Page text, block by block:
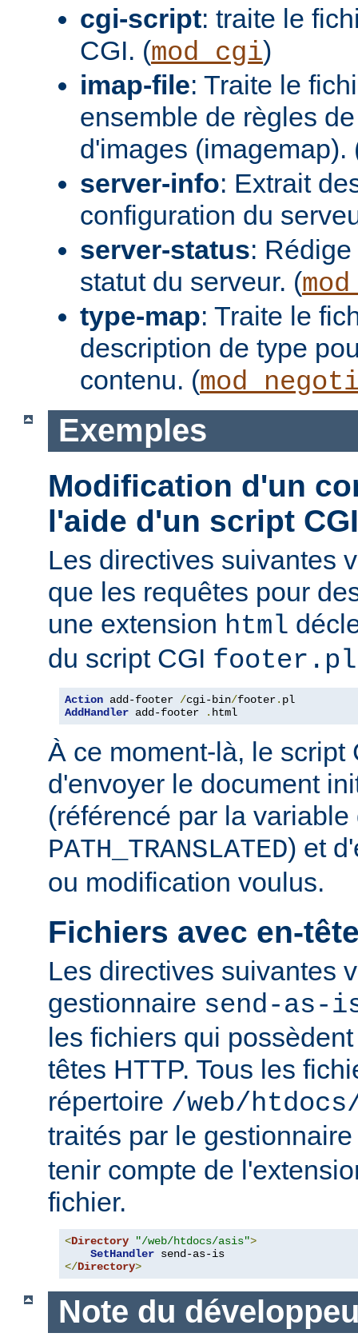
cgi-script: traite le
CGI. (mod_cgi)
imap-file: Traite le
ensemble de règles
d'images (imagemap).
server-info: Extrait
configuration du
server-status:
statut du serveur. (
type-map: Traite le
description de type
contenu. (
Exemples
Modification d'un
l'aide d'un script CGI
Les directives suivantes
que les requêtes pour
une extension html
du script CGI footer.pl
Action add-footer /cgi-bin/footer.
AddHandler add-footer . html
À ce moment-là, le script
d'envoyer le document
(référencé par la
PATH_TRANSLATED) et
ou modification voulus.
Fichiers avec en-
Les directives suivantes
gestionnaire send-as-
les fichiers qui
têtes HTTP. Tous les
répertoire /web/
traités par le
tenir compte de
fichier.
<Directory "/web/htdocs/asis">
SetHandler
</Directory>
Note du